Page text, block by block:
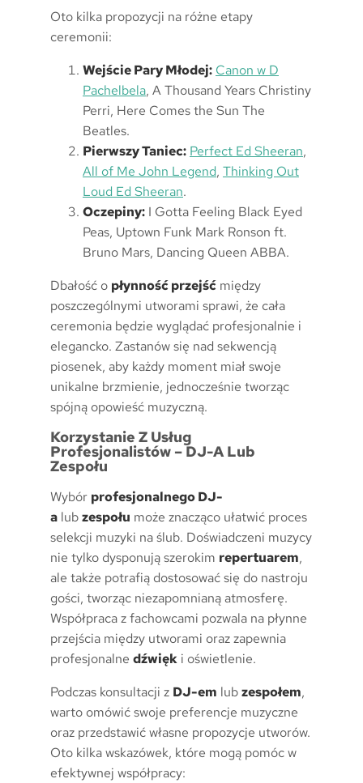
Oto kilka propozycji na różne etapy
ceremonii:
Wejście Pary Młodej: Canon w D
Pachelbela, A Thousand Years Christiny
Perri, Here Comes the Sun The
Beatles.
Pierwszy Taniec: Perfect Ed Sheeran,
All of Me John Legend, Thinking Out
Loud Ed Sheeran.
Oczepiny: I Gotta Feeling Black Eyed
Peas, Uptown Funk Mark Ronson ft.
Bruno Mars, Dancing Queen ABBA.
Dbałość o płynność przejść między
poszczególnymi utworami sprawi, że cała
ceremonia będzie wyglądać profesjonalnie i
elegancko. Zastanów się nad sekwencją
piosenek, aby każdy moment miał swoje
unikalne brzmienie, jednocześnie tworząc
spójną opowieść muzyczną.
Korzystanie Z Usług
Profesjonalistów – DJ-A Lub
Zespołu
Wybór profesjonalnego DJ-
a lubzespołu może znacząco ułatwić proces
selekcji muzyki na ślub. Doświadczeni muzycy
nie tylko dysponują szerokim repertuarem,
ale także potrafią dostosować się do nastroju
gości, tworząc niezapomnianą atmosferę.
Współpraca z fachowcami pozwala na płynne
przejścia między utworami oraz zapewnia
profesjonalne dźwięk i oświetlenie.
Podczas konsultacji z DJ-em lubzespołem,
warto omówić swoje preferencje muzyczne
oraz przedstawić własne propozycje utworów.
Oto kilka wskazówek, które mogą pomóc w
efektywnej współpracy: